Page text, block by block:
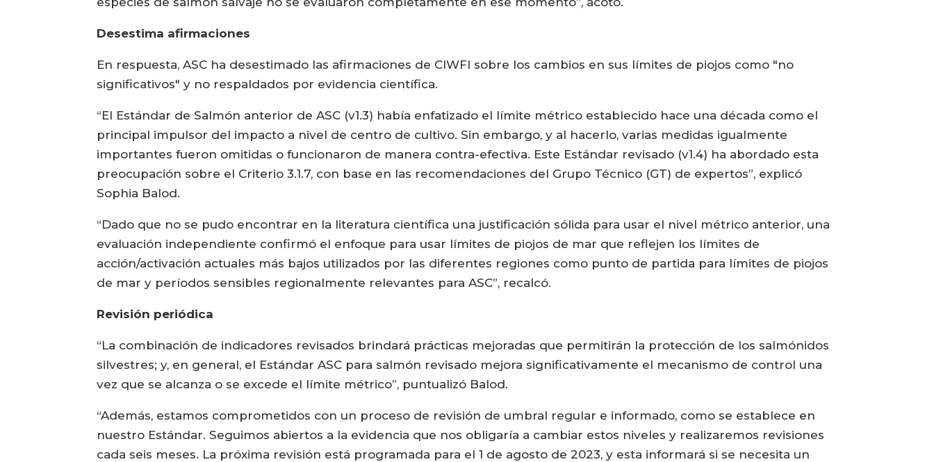
Desestima afirmaciones
En respuesta, ASC ha desestimado las afirmaciones de CIWFI sobre los cambios en sus límites de piojos como "no
significativos" y no respaldados por evidencia científica.
“El Estándar de Salmón anterior de ASC (v1.3) había enfatizado el límite métrico establecido hace una década como el
principal impulsor del impacto a nivel de centro de cultivo. Sin embargo, y al hacerlo, varias medidas igualmente
importantes fueron omitidas o funcionaron de manera contra-efectiva. Este Estándar revisado (v1.4) ha abordado esta
preocupación sobre el Criterio 3.1.7, con base en las recomendaciones del Grupo Técnico (GT) de expertos”, explicó
Sophia Balod.
“Dado que no se pudo encontrar en la literatura científica una justificación sólida para usar el nivel métrico anterior, una
evaluación independiente confirmó el enfoque para usar límites de piojos de mar que reflejen los límites de
acción/activación actuales más bajos utilizados por las diferentes regiones como punto de partida para límites de piojos
de mar y períodos sensibles regionalmente relevantes para ASC”, recalcó.
Revisión periódica
“La combinación de indicadores revisados brindará prácticas mejoradas que permitirán la protección de los salmónidos
silvestres; y, en general, el Estándar ASC para salmón revisado mejora significativamente el mecanismo de control una
vez que se alcanza o se excede el límite métrico”, puntualizó Balod.
“Además, estamos comprometidos con un proceso de revisión de umbral regular e informado, como se establece en
nuestro Estándar. Seguimos abiertos a la evidencia que nos obligaría a cambiar estos niveles y realizaremos revisiones
cada seis meses. La próxima revisión está programada para el 1 de agosto de 2023, y esta informará si se necesita un